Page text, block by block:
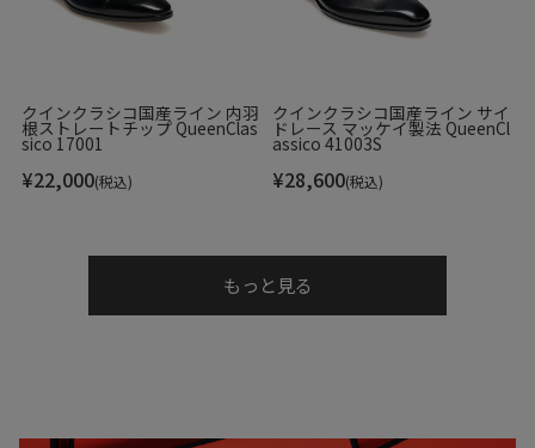
クインクラシコ国産ライン 内羽
根ストレートチップ QueenClas
sico 17001
¥22,000(税込)
クインクラシコ国産ライン サイ
ドレース マッケイ製法 QueenCl
assico 41003S
¥28,600(税込)
もっと見る